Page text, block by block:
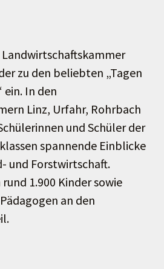
zu den beliebten „Tagen
ein. In den
Linz, Urfahr, Rohrbach
und Schüler der
spannende Einblicke
und Forstwirtschaft.
1.900 Kinder sowie
an den